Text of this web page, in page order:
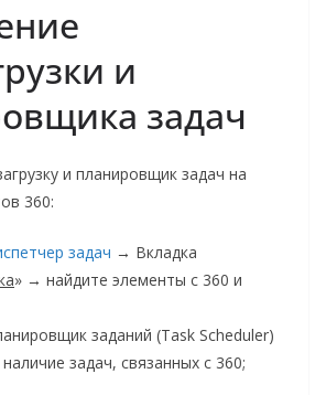
и
задач
и планировщик задач на
360:
задач → Вкладка
» → найдите элементы с 360 и
заданий (Task Scheduler)
задач, связанных с 360;